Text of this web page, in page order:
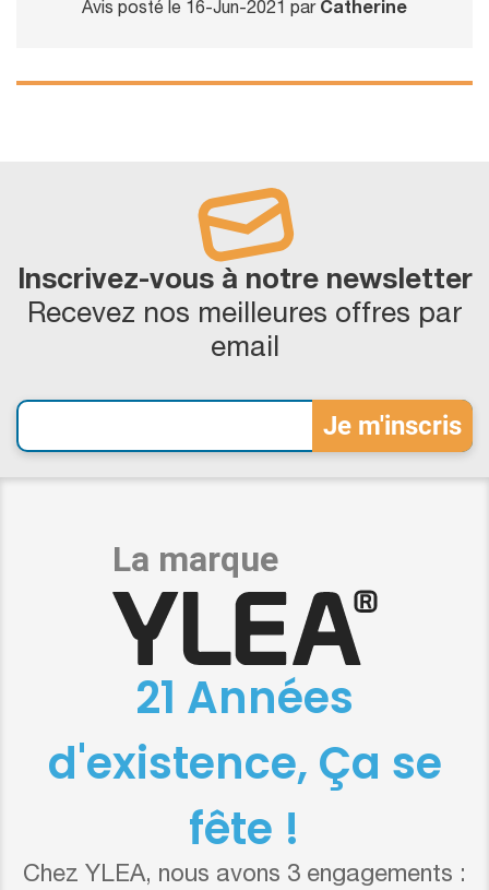
Avis posté le 16-Jun-2021 par Catherine
Inscrivez-vous à notre newsletter
Recevez nos meilleures offres par
email
21 Années
d'existence, Ça se
fête !
Chez YLEA, nous avons 3 engagements :